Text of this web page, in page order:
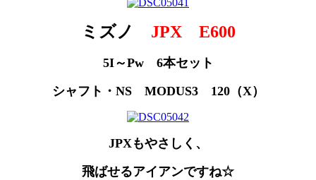
ミズノ JPX E600
5I～Pw 6本セット
シャフト・NS MODUS3 120（X）
JPXもやさしく、
飛ばせるアイアンですね☆